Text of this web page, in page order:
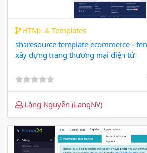
HTML & Templates
sharesource template ecommerce -
xây dựng trang thương mại điện tử
Lắng Nguyễn (LangNV)